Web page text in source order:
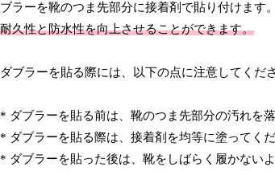
ブラーを靴のつま先部分に接着剤で貼り付けます。
耐久性と防水性を向上させることができます。
ダブラーを貼る際には、以下の点に注意してくださ
* ダブラーを貼る前は、靴のつま先部分の汚れを
* ダブラーを貼る際は、接着剤を均等に塗ってくだ
* ダブラーを貼った後は、靴をしばらく履かない